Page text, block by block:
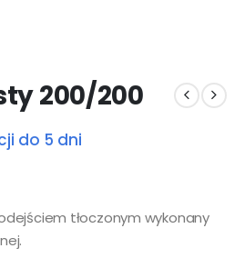
200/200
do 5 dni
tłoczonym wykonany